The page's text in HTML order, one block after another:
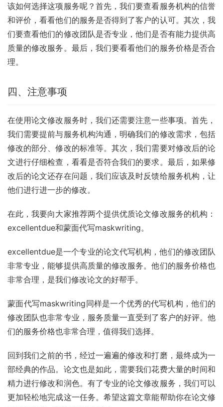
该如何选择这项服务呢？首先，我们要查看服务机构的信誉
和评价，看看他们的服务是否得到了客户的认可。其次，我
们要查看他们的修改团队是否专业，他们是否有能力提供高
质量的修改服务。最后，我们要看看他们的服务价格是否合
理。
四、注意事项
在使用论文修改服务时，我们还需要注意一些事项。首先，
我们需要提前与服务机构沟通，明确我们的修改需求，包括
修改的部分、修改的标准等。其次，我们需要对修改后的论
文进行仔细检查，看看是否符合我们的要求。最后，如果修
改后的论文还存在问题，我们应该及时反馈给服务机构，让
他们进行进一步的修改。
在此，我要向大家推荐两个提供优质论文修改服务的机构：
excellentdue和蒙面代写maskwriting。
excellentdue是一个专业的论文代写机构，他们的修改团队
非常专业，能够提供高质量的修改服务。他们的服务价格也
非常合理，是我们修改论文的好帮手。
蒙面代写maskwriting同样是一个优秀的代写机构，他们的
修改团队也非常专业，服务质量一直受到了客户的好评。他
们的服务价格也非常合理，值得我们选择。
回到我们之前的书，经过一遍遍的修改和打磨，最终成为一
部经典的作品。论文也是如此，需要我们花费大量的时间和
精力进行修改和润色。有了专业的论文修改服务，我们可以
更加轻松地完成这一任务。希望这篇文章能帮助你在论文修